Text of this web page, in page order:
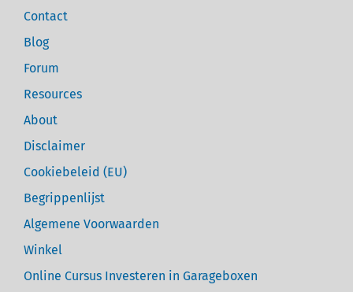
Contact
Blog
Forum
Resources
About
Disclaimer
Cookiebeleid (EU)
Begrippenlijst
Algemene Voorwaarden
Winkel
Online Cursus Investeren in Garageboxen